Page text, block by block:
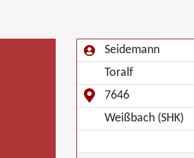
Seidemann
Toralf
7646
Weißbach (SHK)